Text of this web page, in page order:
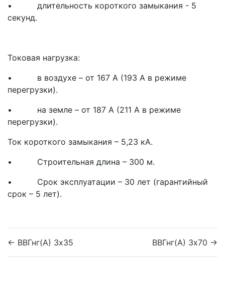
• длительность короткого замыкания - 5
секунд.
Токовая нагрузка:
• в воздухе – от 167 А (193 А в режиме
перегрузки).
• на земле – от 187 А (211 А в режиме
перегрузки).
Ток короткого замыкания – 5,23 кА.
• Строительная длина – 300 м.
• Срок эксплуатации – 30 лет (гарантийный
срок – 5 лет).
← ВВГнг(A) 3x35 ВВГнг(A) 3x70 →